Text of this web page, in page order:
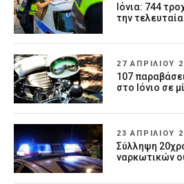
Ιόνια: 744
την
27 ΑΠΡΙΛΊΟΥ
107
στο Ιόνιο σε
23 ΑΠΡΙΛΊΟΥ
Σύλληψη
ναρκωτικών